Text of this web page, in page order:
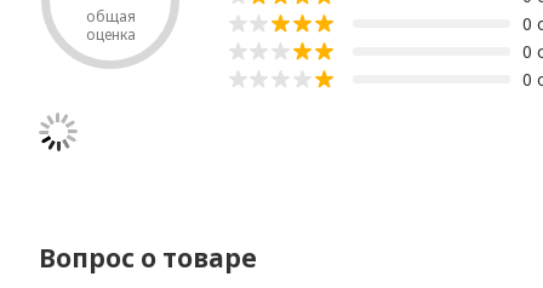
общая
оценка
0
0
0
Вопрос о товаре